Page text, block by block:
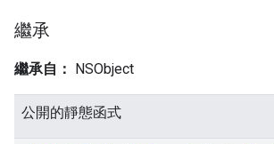
繼承
繼承自： NSObject
公開的靜態函式